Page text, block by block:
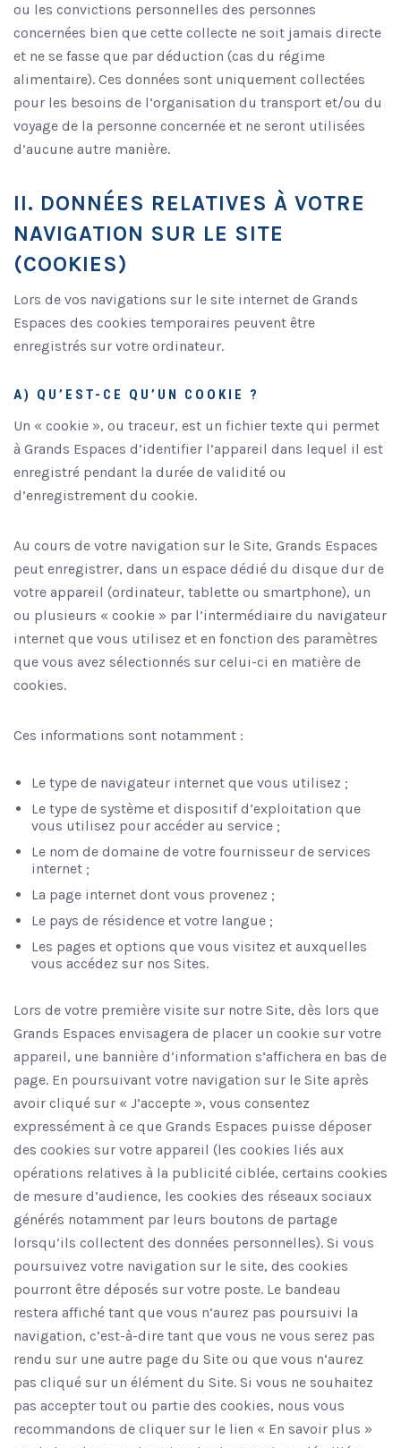
ou les convictions personnelles des personnes
concernées bien que cette collecte ne soit jamais directe
et ne se fasse que par déduction (cas du régime
alimentaire). Ces données sont uniquement collectées
pour les besoins de l’organisation du transport et/ou du
voyage de la personne concernée et ne seront utilisées
d’aucune autre manière.
II. DONNÉES RELATIVES À VOTRE
NAVIGATION SUR LE SITE
(COOKIES)
Lors de vos navigations sur le site internet de Grands
Espaces des cookies temporaires peuvent être
enregistrés sur votre ordinateur.
A) QU’EST-CE QU’UN COOKIE ?
Un « cookie », ou traceur, est un fichier texte qui permet
à Grands Espaces d’identifier l’appareil dans lequel il est
enregistré pendant la durée de validité ou
d’enregistrement du cookie.
Au cours de votre navigation sur le Site, Grands Espaces
peut enregistrer, dans un espace dédié du disque dur de
votre appareil (ordinateur, tablette ou smartphone), un
ou plusieurs « cookie » par l’intermédiaire du navigateur
internet que vous utilisez et en fonction des paramètres
que vous avez sélectionnés sur celui-ci en matière de
cookies.
Ces informations sont notamment :
Le type de navigateur internet que vous utilisez ;
Le type de système et dispositif d’exploitation que
vous utilisez pour accéder au service ;
Le nom de domaine de votre fournisseur de services
internet ;
La page internet dont vous provenez ;
Le pays de résidence et votre langue ;
Les pages et options que vous visitez et auxquelles
vous accédez sur nos Sites.
Lors de votre première visite sur notre Site, dès lors que
Grands Espaces envisagera de placer un cookie sur votre
appareil, une bannière d’information s’affichera en bas de
page. En poursuivant votre navigation sur le Site après
avoir cliqué sur « J’accepte », vous consentez
expressément à ce que Grands Espaces puisse déposer
des cookies sur votre appareil (les cookies liés aux
opérations relatives à la publicité ciblée, certains cookies
de mesure d’audience, les cookies des réseaux sociaux
générés notamment par leurs boutons de partage
lorsqu’ils collectent des données personnelles). Si vous
poursuivez votre navigation sur le site, des cookies
pourront être déposés sur votre poste. Le bandeau
restera affiché tant que vous n’aurez pas poursuivi la
navigation, c’est-à-dire tant que vous ne vous serez pas
rendu sur une autre page du Site ou que vous n’aurez
pas cliqué sur un élément du Site. Si vous ne souhaitez
pas accepter tout ou partie des cookies, nous vous
recommandons de cliquer sur le lien « En savoir plus »